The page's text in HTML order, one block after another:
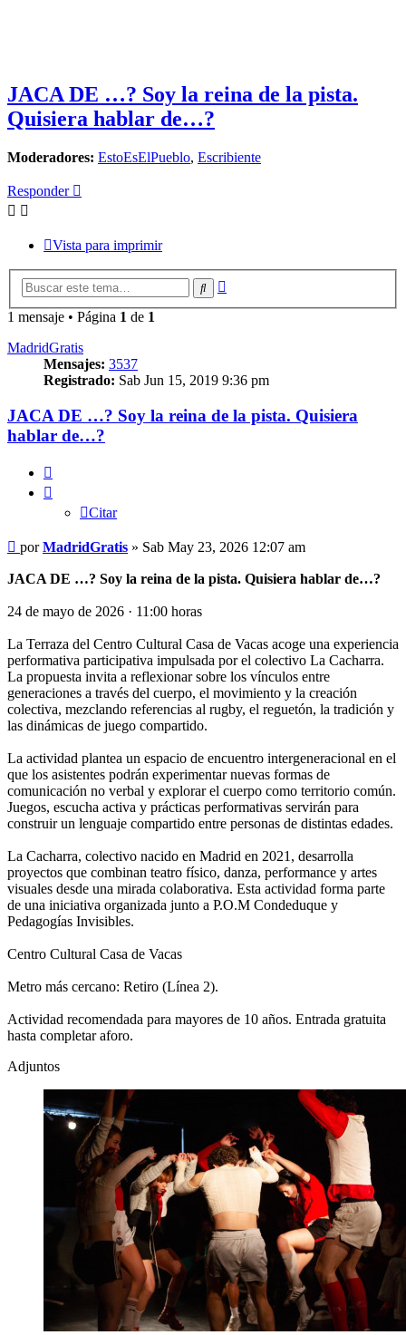
JACA DE …? Soy la reina de la pista.
Quisiera hablar de…?
Moderadores: EstoEsElPueblo, Escribiente
Responder
Vista para imprimir
Buscar
1 mensaje • Página 1 de 1
MadridGratis
Mensajes: 3537
Registrado: Sab Jun 15, 2019 9:36 pm
JACA DE …? Soy la reina de la pista. Quisiera
hablar de…?
Citar
Mensaje
porMadridGratis » Sab May 23, 2026 12:07 am
JACA DE …? Soy la reina de la pista. Quisiera hablar de…?
24 de mayo de 2026 · 11:00 horas
La Terraza del Centro Cultural Casa de Vacas acoge una experiencia
performativa participativa impulsada por el colectivo La Cacharra.
La propuesta invita a reflexionar sobre los vínculos entre
generaciones a través del cuerpo, el movimiento y la creación
colectiva, mezclando referencias al rugby, el reguetón, la tradición y
las dinámicas de juego compartido.
La actividad plantea un espacio de encuentro intergeneracional en el
que los asistentes podrán experimentar nuevas formas de
comunicación no verbal y explorar el cuerpo como territorio común.
Juegos, escucha activa y prácticas performativas servirán para
construir un lenguaje compartido entre personas de distintas edades.
La Cacharra, colectivo nacido en Madrid en 2021, desarrolla
proyectos que combinan teatro físico, danza, performance y artes
visuales desde una mirada colaborativa. Esta actividad forma parte
de una iniciativa organizada junto a P.O.M Condeduque y
Pedagogías Invisibles.
Centro Cultural Casa de Vacas
Metro más cercano: Retiro (Línea 2).
Actividad recomendada para mayores de 10 años. Entrada gratuita
hasta completar aforo.
Adjuntos